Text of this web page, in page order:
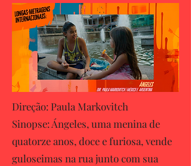
Direção: Paula Markovitch
Sinopse: Ángeles, uma menina de
quatorze anos, doce e furiosa, vende
guloseimas na rua junto com sua